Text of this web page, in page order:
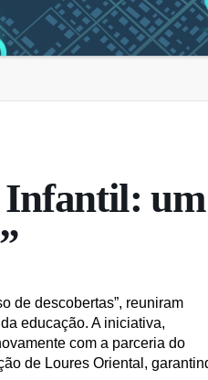
Infantil: um
de descobertas”, reuniram
educação. A iniciativa,
com a parceria do
de Loures Oriental,